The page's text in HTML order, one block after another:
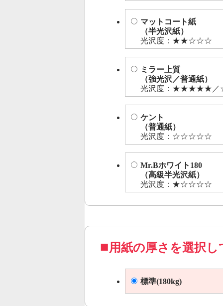
マットコート紙
（半光沢紙）
光沢度：★★☆☆☆
ミラー上質
（強光沢／普通紙）
光沢度：★★★★★
ケント
（普通紙）
光沢度：☆☆☆☆☆
Mr.Bホワイト180
（高級半光沢紙）
光沢度：★☆☆☆☆
用紙の厚さを選択
標準(180kg)